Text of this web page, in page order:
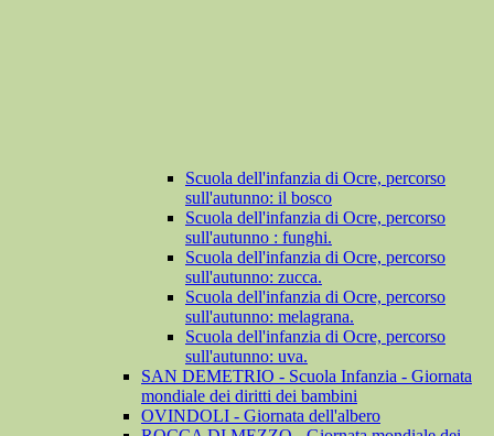
Scuola dell'infanzia di Ocre, percorso
sull'autunno: il bosco
Scuola dell'infanzia di Ocre, percorso
sull'autunno : funghi.
Scuola dell'infanzia di Ocre, percorso
sull'autunno: zucca.
Scuola dell'infanzia di Ocre, percorso
sull'autunno: melagrana.
Scuola dell'infanzia di Ocre, percorso
sull'autunno: uva.
SAN DEMETRIO - Scuola Infanzia - Giornata
mondiale dei diritti dei bambini
OVINDOLI - Giornata dell'albero